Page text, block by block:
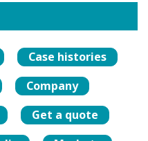
Case histories
Company
Get a quote